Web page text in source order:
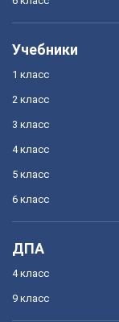
Учебники
1 класс
2 класс
3 класс
4 класс
5 класс
6 класс
ДПА
4 класс
9 класс